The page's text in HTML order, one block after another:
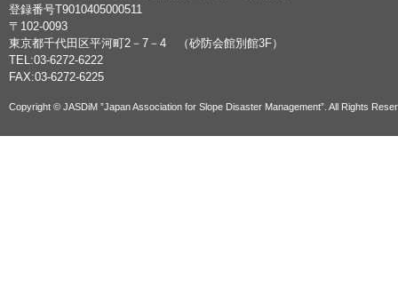
登録番号T9010405000511
〒102-0093
東京都千代田区平河町2－7－4 （砂防会館別館3F）
TEL:03-6272-6222
FAX:03-6272-6225
Copyright © JASDiM ”Japan Association for Slope Disaster Management”. All Rights